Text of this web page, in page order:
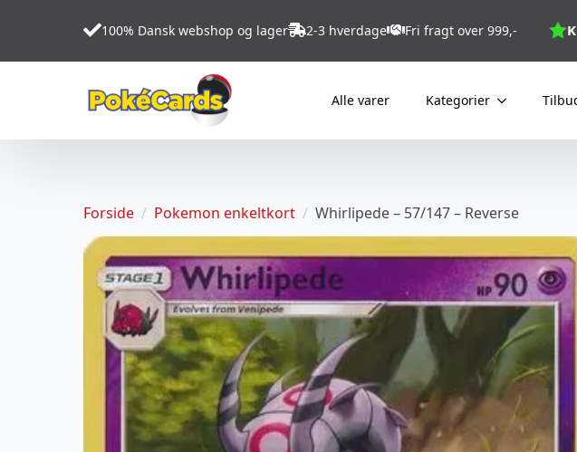
100% Dansk webshop og lager 2-3 hverdage Fri fragt over 999,-
Alle varer Kategorier
Forside Pokemon enkeltkort Whirlipede – 57/147 – Reverse